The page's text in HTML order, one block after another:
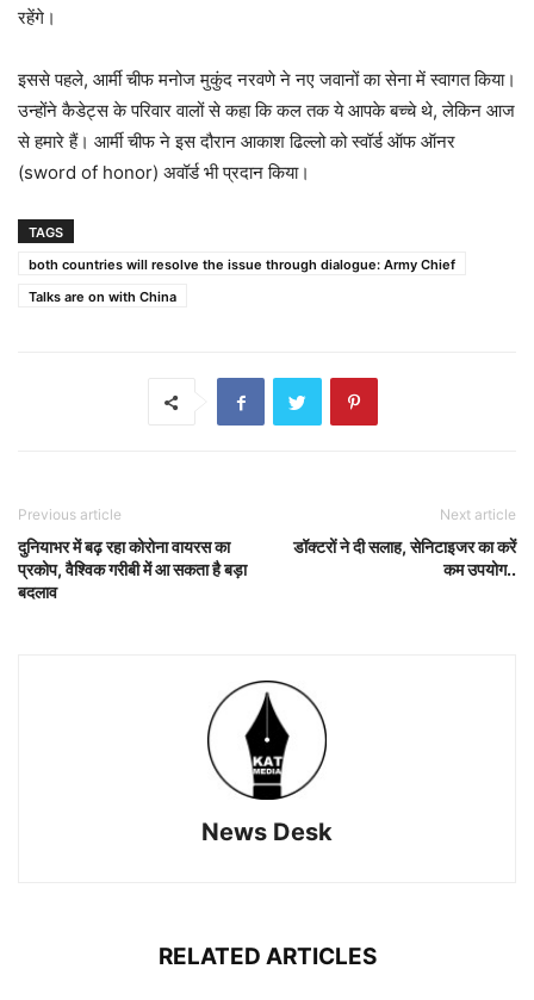
रहेंगे।
इससे पहले, आर्मी चीफ मनोज मुकुंद नरवणे ने नए जवानों का सेना में स्वागत किया।
उन्होंने कैडेट्स के परिवार वालों से कहा कि कल तक ये आपके बच्चे थे, लेकिन आज
से हमारे हैं। आर्मी चीफ ने इस दौरान आकाश ढिल्लो को स्वॉर्ड ऑफ ऑनर
(sword of honor) अवॉर्ड भी प्रदान किया।
TAGS
both countries will resolve the issue through dialogue: Army Chief
Talks are on with China
Previous article
दुनियाभर में बढ़ रहा कोरोना वायरस का
प्रकोप, वैश्विक गरीबी में आ सकता है बड़ा
बदलाव
Next article
डॉक्टरों ने दी सलाह, सेनिटाइजर का करें
कम उपयोग..
News Desk
RELATED ARTICLES